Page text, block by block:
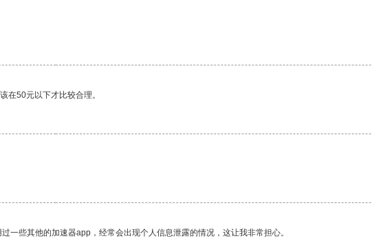
在50元以下才比较合理。
些其他的加速器app，经常会出现个人信息泄露的情况，这让我非常担心。